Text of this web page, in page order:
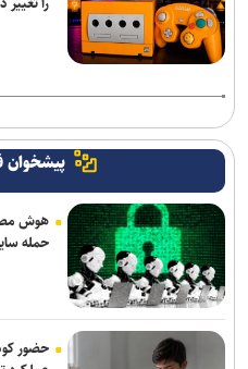
پیشخوان
هوش
حمله
حضور